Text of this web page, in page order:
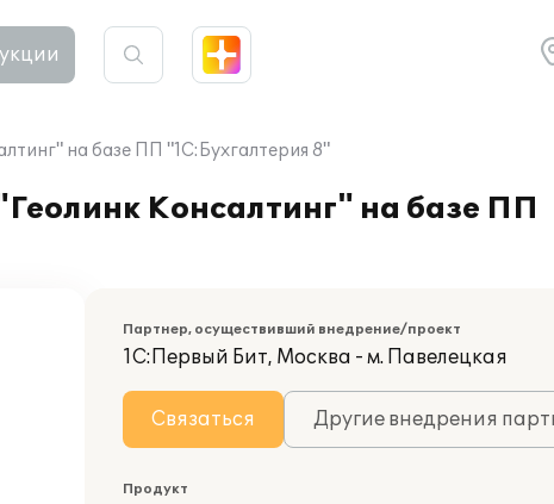
на базе ПП "1С:Бухгалтерия 8"
Консалтинг" на базе ПП
Партнер, осуществивший внедрение/проект
1С:Первый Бит, Москва - м. Павелецкая
Связаться Другие внедрения
Продукт